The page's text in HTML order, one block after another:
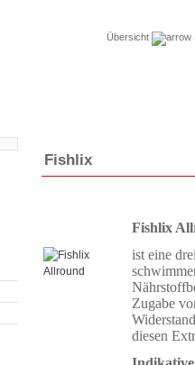
Übersicht
Fishlix
Fishlix
ist eine
Zugabe
diesen